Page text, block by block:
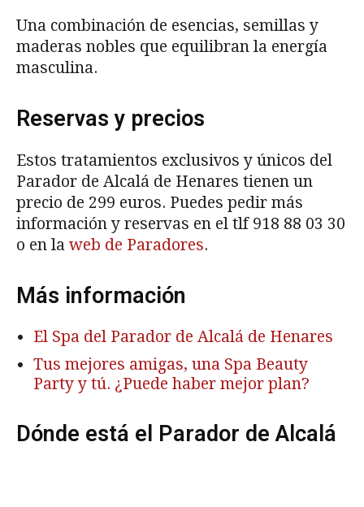
Una combinación de esencias, semillas y
maderas nobles que equilibran la energía
masculina.
Reservas y precios
Estos tratamientos exclusivos y únicos del
Parador de Alcalá de Henares tienen un
precio de 299 euros. Puedes pedir más
información y reservas en el tlf 918 88 03 30
o en la web de Paradores.
Más información
El Spa del Parador de Alcalá de Henares
Tus mejores amigas, una Spa Beauty
Party y tú. ¿Puede haber mejor plan?
Dónde está el Parador de Alcalá